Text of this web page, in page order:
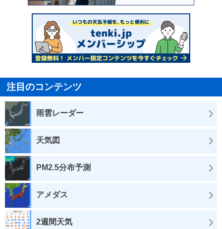
注目のコンテンツ
雨雲レーダー
天気図
PM2.5分布予測
アメダス
2週間天気